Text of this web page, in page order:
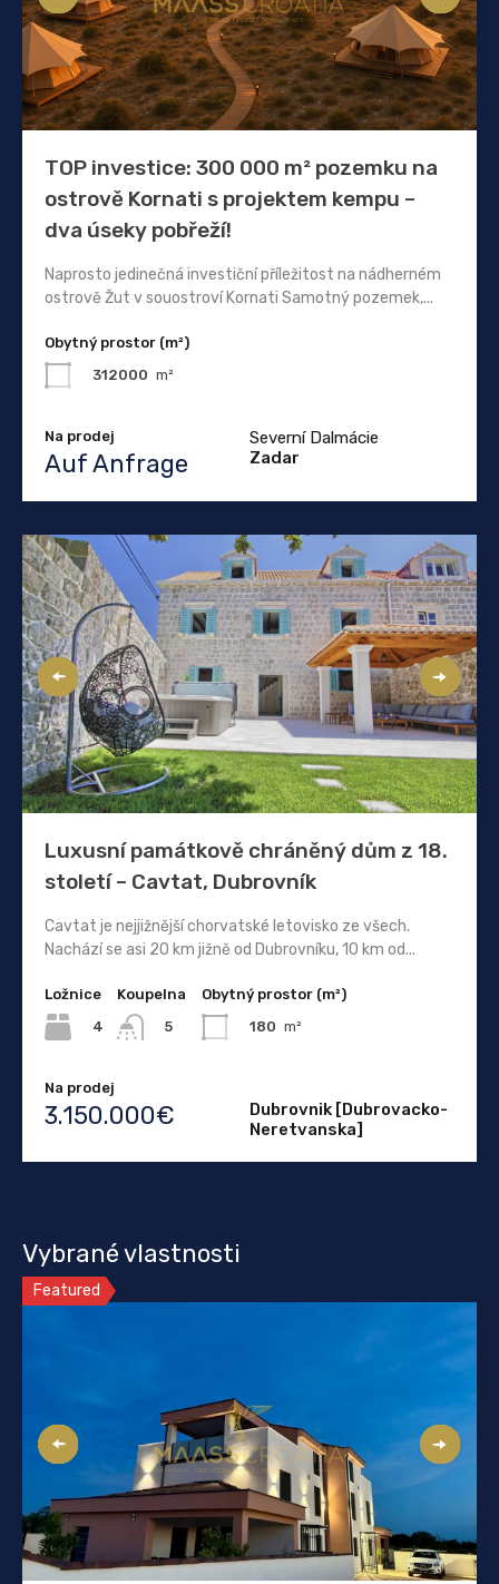
TOP investice: 300 000 m² pozemku na
ostrově Kornati s projektem kempu –
dva úseky pobřeží!
Naprosto jedinečná investiční příležitost na nádherném
ostrově Žut v souostroví Kornati Samotný pozemek,...
Obytný prostor (m²)
312000 m²
Na prodej
Auf Anfrage
Severní Dalmácie
Zadar
Luxusní památkově chráněný dům z 18.
století – Cavtat, Dubrovník
Cavtat je nejjižnější chorvatské letovisko ze všech.
Nachází se asi 20 km jižně od Dubrovníku, 10 km od...
Ložnice
4
Koupelna
5
Obytný prostor (m²)
180 m²
Na prodej
3.150.000€
Dubrovnik [Dubrovacko-
Neretvanska]
Vybrané vlastnosti
Featured